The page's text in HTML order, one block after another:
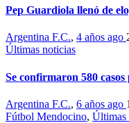
Pep Guardiola llenó de
Argentina F.C., 4 años ago
Últimas noticias
Se confirmaron 580
Argentina F.C., 6 años ago
Fútbol Mendocino, Últimas